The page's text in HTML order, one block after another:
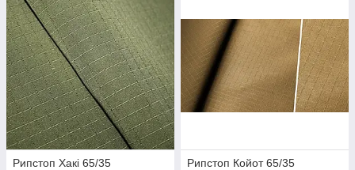
Рипстоп Хакі 65/35
Рипстоп Койот 65/35